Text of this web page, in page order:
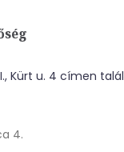
Kürt u. 4 címen
4.